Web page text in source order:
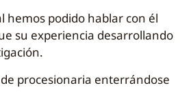
hemos podido hablar con él
su experiencia desarrollando
procesionaria enterrándose